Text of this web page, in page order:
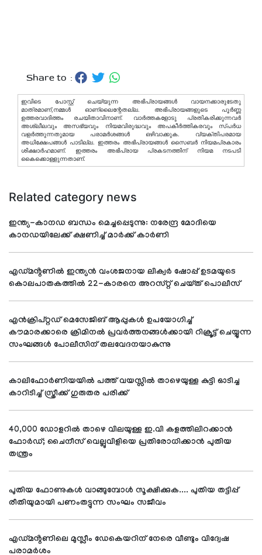
Share to :
ഇവിടെ പോസ്റ്റ് ചെയ്യുന്ന അഭിപ്രായങ്ങള്‍ വായനക്കാരുടേതു
മാത്രമാണ്,നമ്മൾ ഓണ്ലൈന്റേതല്ല. അഭിപ്രായങ്ങളുടെ പൂർണ്ണ
ഉത്തരവാദിത്തം രചയിതാവിനാണ്. വാര്‍ത്തകളോടു പ്രതികരിക്കുന്നവര്‍
അശ്ലീലവും അസഭ്യവും നിയമവിരുദ്ധവും അപകീര്‍ത്തികരവും സ്പര്‍ധ
വളര്‍ത്തുന്നതുമായ പരാമര്‍ശങ്ങള്‍ ഒഴിവാക്കുക. വ്യക്തിപരമായ
അധിക്ഷേപങ്ങള്‍ പാടില്ല. ഇത്തരം അഭിപ്രായങ്ങള്‍ സൈബര്‍ നിയമപ്രകാരം
ശിക്ഷാര്‍ഹമാണ്. ഇത്തരം അഭിപ്രായ പ്രകടനത്തിന് നിയമ നടപടി
കൈക്കൊള്ളുന്നതാണ്.
Related category news
ഇന്ത്യ-കാനഡ ബന്ധം മെച്ചപ്പെടുന്നു: നരേന്ദ്ര മോദിയെ
കാനഡയിലേക്ക് ക്ഷണിച്ച് മാർക്ക് കാർണി
എഡ്മൻ്റണിൽ ഇന്ത്യൻ വംശജനായ ലിക്വർ ഷോപ്പ് ഉടമയുടെ
കൊലപാതകത്തിൽ 22-കാരനെ അറസ്റ്റ് ചെയ്ത് പൊലീസ്
എൻക്രിപ്റ്റഡ് മെസേജിങ് ആപ്പുകൾ ഉപയോഗിച്ച്
കൗമാരക്കാരെ ക്രിമിനൽ പ്രവർത്തനങ്ങൾക്കായി റിക്രൂട്ട് ചെയ്യുന്ന
സംഘങ്ങൾ പോലീസിന് തലവേദനയാകുന്നു
കാലിഫോർണിയയിൽ പത്ത് വയസ്സിൽ താഴെയുള്ള കുട്ടി ഓടിച്ച
കാറിടിച്ച് സ്ത്രീക്ക് ഗുരുതര പരിക്ക്
40,000 ഡോളറിൽ താഴെ വിലയുള്ള ഇ.വി കളത്തിലിറക്കാൻ
ഫോർഡ്; ചൈനീസ് വെല്ലുവിളിയെ പ്രതിരോധിക്കാൻ പുതിയ
തന്ത്രം
പുതിയ ഫോണുകൾ വാങ്ങുമ്പോൾ സൂക്ഷിക്കുക.... പുതിയ തട്ടിപ്പ്
രീതിയുമായി പണംതട്ടുന്ന സംഘം സജീവം
എഡ്മൻ്റണിലെ മുസ്ലീം ഡേകെയറിന് നേരെ വീണ്ടും വിദ്വേഷ
പരാമർശം